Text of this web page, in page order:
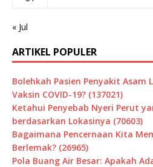
« Jul
ARTIKEL POPULER
Bolehkah Pasien Penyakit
Vaksin COVID-19? (137021)
Ketahui Penyebab Nyeri Perut
berdasarkan Lokasinya (70603)
Bagaimana Pencernaan Kita
Berlemak? (26965)
Pola Buang Air Besar: Apakah